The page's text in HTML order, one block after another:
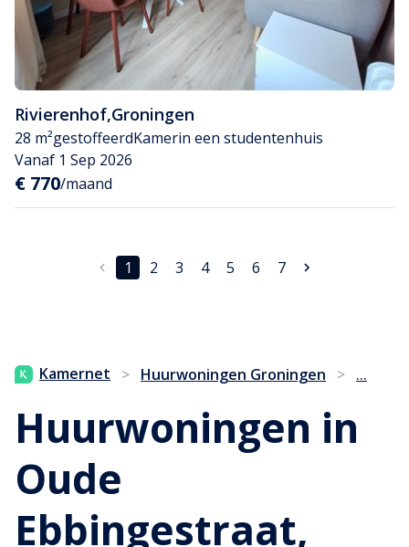
Rivierenhof,Groningen
28 m²gestoffeerdKamerin een studentenhuis
Vanaf 1 Sep 2026
€ 770/maand
1 2 3 4 5 6 7
Kamernet > Huurwoningen Groningen > ...
Huurwoningen in
Oude
Ebbingestraat,